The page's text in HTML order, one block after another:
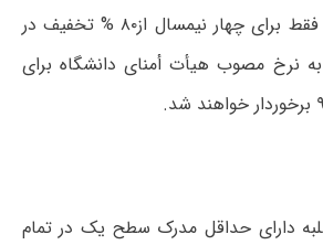
مبانی حقوق اسلامی، فقط برای چهار نیمسال از۸۰ % تخفیف در
نرخ مصوب هیأت أمنای دانشگاه برای
دارای حداقل مدرک سطح یک در تمام